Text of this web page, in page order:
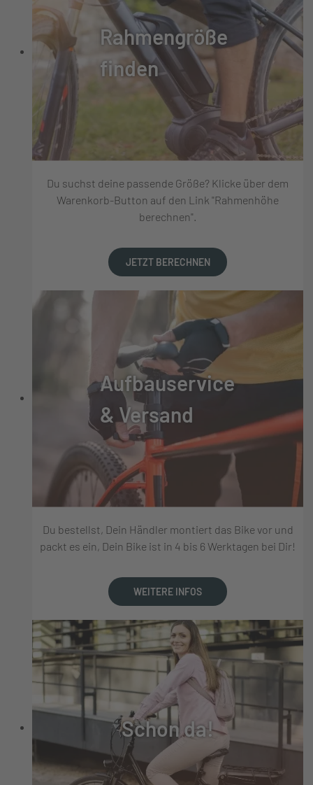
Rahmengröße
finden
Du suchst deine passende Größe? Klicke über dem
Warenkorb-Button auf den Link "Rahmenhöhe
berechnen".
JETZT BERECHNEN
Aufbauservice
& Versand
Du bestellst, Dein Händler montiert das Bike vor und
packt es ein, Dein Bike ist in 4 bis 6 Werktagen bei Dir!
WEITERE INFOS
Schon da!